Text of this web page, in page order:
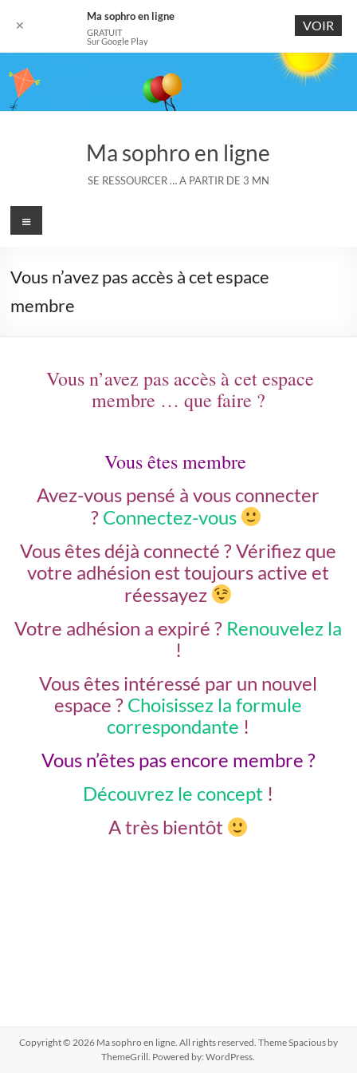
au
contenu
Ma sophro en ligne
SE RESSOURCER … A PARTIR DE 3 MN
Menu
Vous n’avez pas accès à cet espace
membre
Vous n’avez pas accès à cet espace
membre … que faire ?
Vous êtes membre
Avez-vous pensé à vous connecter
? Connectez-vous
Vous êtes déjà connecté ?Vérifiez que
votre adhésion est toujours active et
réessayez
Votre adhésion a expiré ? Renouvelez la
!
Vous êtes intéressé par un nouvel
espace ? Choisissez la formule
correspondante !
Vous n’êtes pas encore membre ?
Découvrez le concept !
A très bientôt
Copyright © 2026 Ma sophro en ligne. All rights reserved. ThemeSpaciousby
ThemeGrill. Powered by:WordPress.
✕
Ma sophro en ligne
GRATUIT
Sur Google Play
VOIR